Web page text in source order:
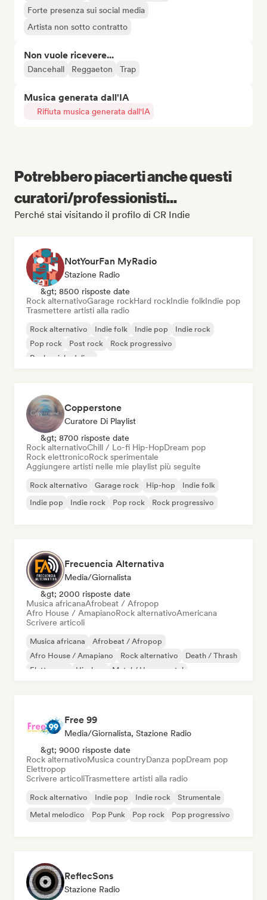
Forte presenza sui social media
Artista non sotto contratto
Non vuole ricevere...
Dancehall Reggaeton Trap
Musica generata dall'IA
Rifiuta musica generata dall'IA
Potrebbero piacerti anche questi
curatori/professionisti...
Perché stai visitando il profilo di CR Indie
NotYourFan MyRadio
Stazione Radio
&gt; 8500 risposte date
Rock alternativoGarage rockHard rockIndie folkIndie pop
Trasmettere artisti alla radio
Rock alternativo Indie folk Indie pop
Indie rock
Pop rock
Post rock
Rock progressivo
Rock psichedelico
Copperstone
Curatore Di Playlist
&gt; 8700 risposte date
Rock alternativoChill / Lo-fi Hip-HopDream pop
Rock elettronicoRock sperimentale
Aggiungere artisti nelle mie playlist più seguite
Rock alternativo Garage rock Hip-hop
Indie folk
Indie pop
Indie rock Pop rock Rock progressivo
Frecuencia Alternativa
Media/Giornalista
&gt; 2000 risposte date
Musica africanaAfrobeat / Afropop
Afro House / AmapianoRock alternativoAmericana
Scrivere articoli
Musica africana
Afrobeat / Afropop
Afro House / Amapiano
Rock alternativo
Death / Thrash
Elettropop
Hip-hop Metal / Heavy metal
Free 99
Media/Giornalista, Stazione Radio
&gt; 9000 risposte date
Rock alternativoMusica countryDanza popDream pop
Elettropop
Scrivere articoliTrasmettere artisti alla radio
Rock alternativo Indie pop Indie rock
Strumentale
Metal melodico
Pop Punk Pop rock Pop progressivo
ReflecSons
Stazione Radio